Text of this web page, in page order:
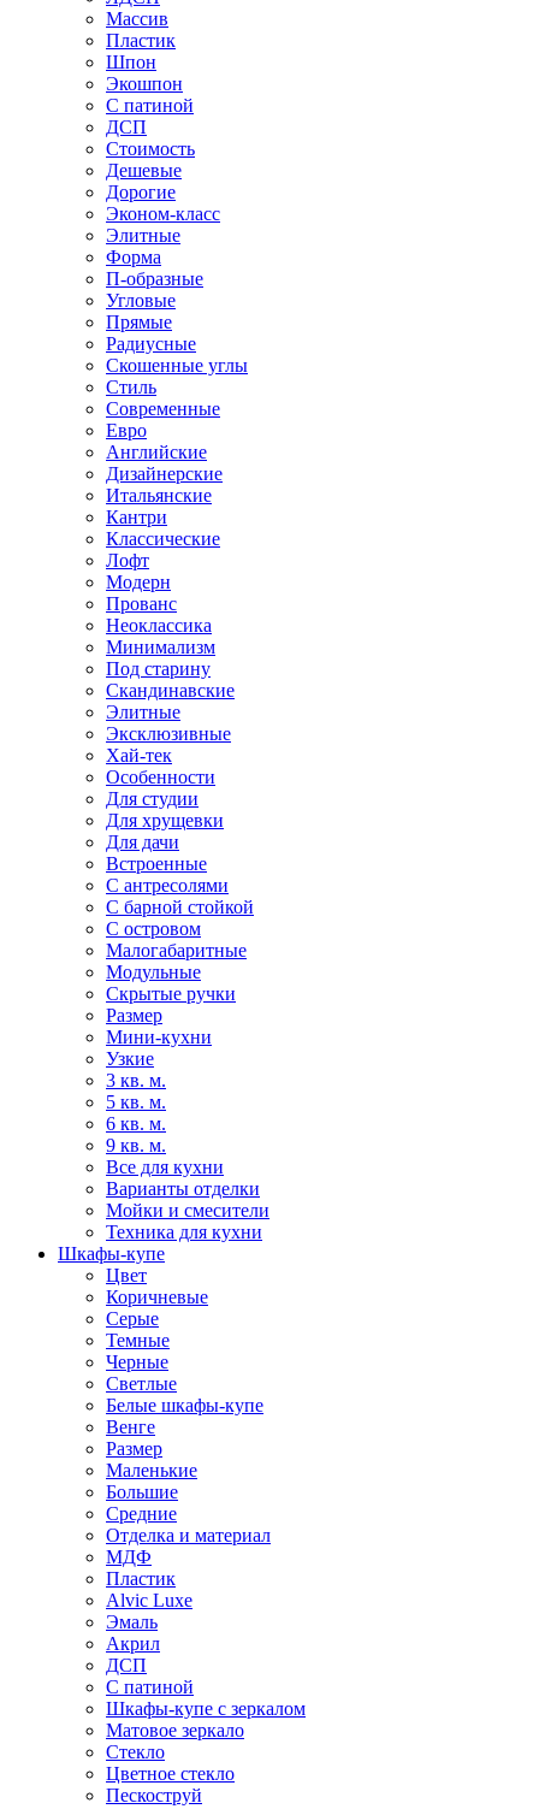
Массив
Пластик
Шпон
Экошпон
С патиной
ДСП
Стоимость
Дешевые
Дорогие
Эконом-класс
Элитные
Форма
П-образные
Угловые
Прямые
Радиусные
Скошенные углы
Стиль
Современные
Евро
Английские
Дизайнерские
Итальянские
Кантри
Классические
Лофт
Модерн
Прованс
Неоклассика
Минимализм
Под старину
Скандинавские
Элитные
Эксклюзивные
Хай-тек
Особенности
Для студии
Для хрущевки
Для дачи
Встроенные
С антресолями
С барной стойкой
С островом
Малогабаритные
Модульные
Скрытые ручки
Размер
Мини-кухни
Узкие
3 кв. м.
5 кв. м.
6 кв. м.
9 кв. м.
Все для кухни
Варианты отделки
Мойки и смесители
Техника для кухни
Шкафы-купе
Цвет
Коричневые
Серые
Темные
Черные
Светлые
Белые шкафы-купе
Венге
Размер
Маленькие
Большие
Средние
Отделка и материал
МДФ
Пластик
Alvic Luxe
Эмаль
Акрил
ДСП
С патиной
Шкафы-купе с зеркалом
Матовое зеркало
Стекло
Цветное стекло
Пескоструй